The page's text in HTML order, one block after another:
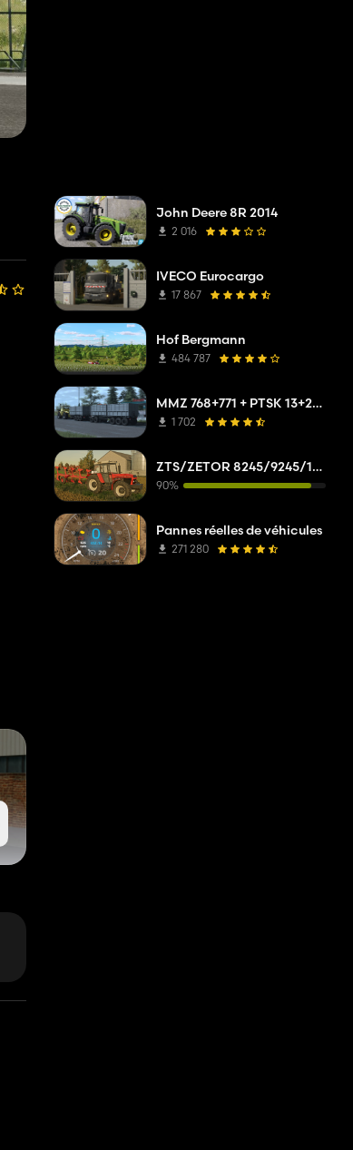
John Deere 8R 2014
2 016
IVECO Eurocargo
17 867
Hof Bergmann
484 787
MMZ 768+771 + PTSK 13+20 Pack
1 702
ZTS/ZETOR 8245/9245/10245/11245/12245/14245/16245
90%
Pannes réelles de véhicules
271 280